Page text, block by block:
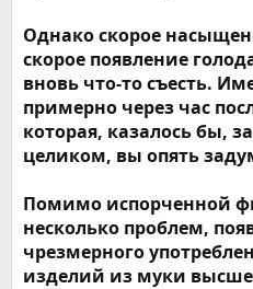
Однако скорое
скорое появление
вновь что-то съесть.
примерно через час
которая, казалось бы,
целиком, вы опять
Помимо испорченной
несколько проблем,
чрезмерного
изделий из муки